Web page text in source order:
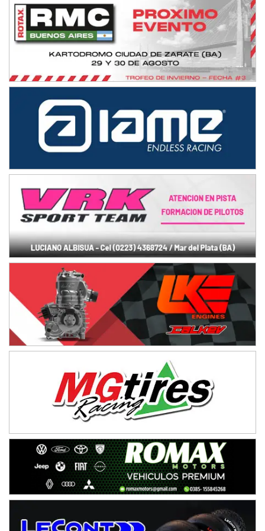
TUCUMANO - F5
Juan Navarro (Asfalto)
El Timbó (Tucumán)
COBERTURA ESPECIAL DE E-KART.COM.AR
IAME SERIES ARGENTINA 6
Ramiro Tot (Asfalto)
Baradero (Buenos Aires)
KDO - F6
Ciudad de Trenque Lauquen (Asfalto)
Parque de la Velocidad (Asfalto)
Villaguay (Entre Ríos)
VICTORIENSE - F7
El Cerro (Tierra)
Victoria (Entre Ríos)
PATAGONICO - F6
Moto Club Reginense (Tierra)
Gral. E. Godoy (Río Negro)
CSK - F7
Juventud Unida (Tierra)
Humboldt (Santa Fe)
Ciudad de Avellaneda (Asfalto)
Avellaneda (Santa Fe)
SUR SANTAFESINO - F4
José Samuel Sánchez (Tierra)
TUCUMANO - F5
Juan Navarro (Asfalto)
El Timbó (Tucumán)